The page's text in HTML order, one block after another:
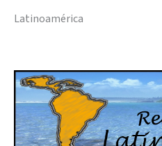
Latinoamérica